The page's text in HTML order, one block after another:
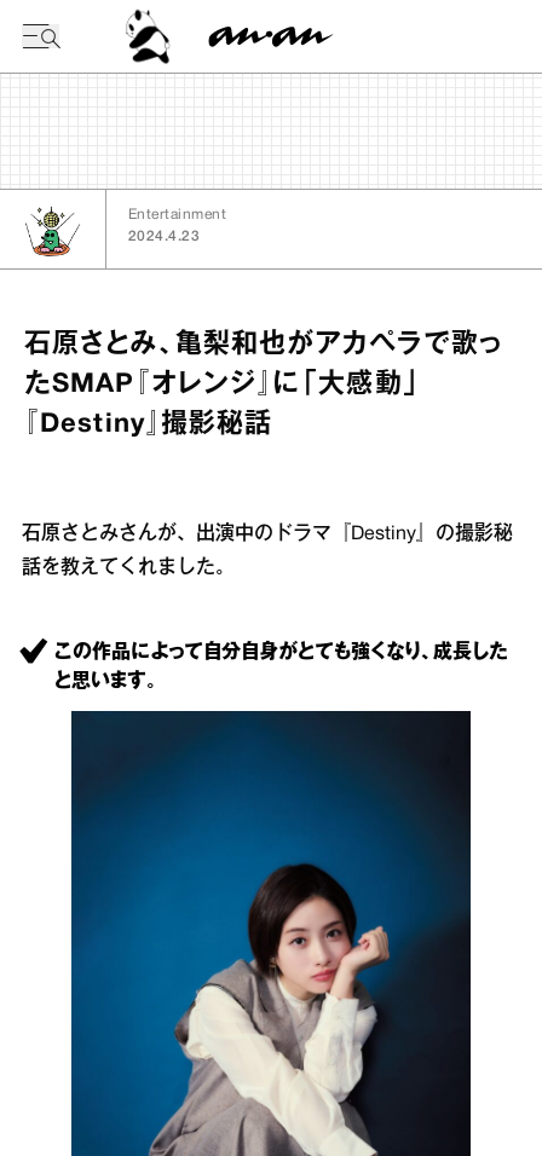
Entertainment
2024.4.23
石原さとみ、亀梨和也がアカペラで歌っ
たSMAP『オレンジ』に「大感動」
『Destiny』撮影秘話
石原さとみさんが、出演中のドラマ『Destiny』の撮影秘
話を教えてくれました。
この作品によって自分自身がとても強くなり、成長した
と思います。